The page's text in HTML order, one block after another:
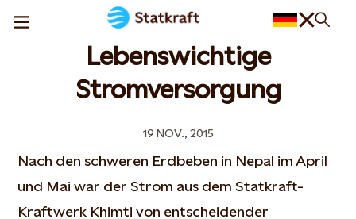
Lebenswichtige
Stromversorgung
19 NOV., 2015
Nach den schweren Erdbeben in Nepal im April
und Mai war der Strom aus dem Statkraft-
Kraftwerk Khimti von entscheidender